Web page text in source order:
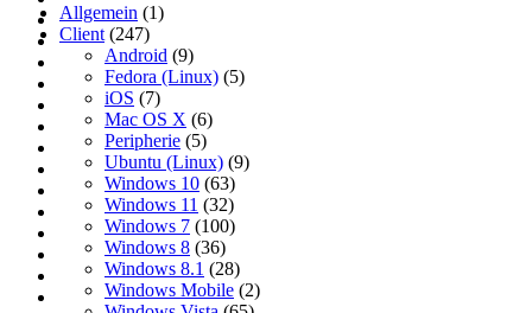
Allgemein (1)
Client (247)
Android (9)
Fedora (Linux) (5)
iOS (7)
Mac OS X (6)
Peripherie (5)
Ubuntu (Linux) (9)
Windows 10 (63)
Windows 11 (32)
Windows 7 (100)
Windows 8 (36)
Windows 8.1 (28)
Windows Mobile (2)